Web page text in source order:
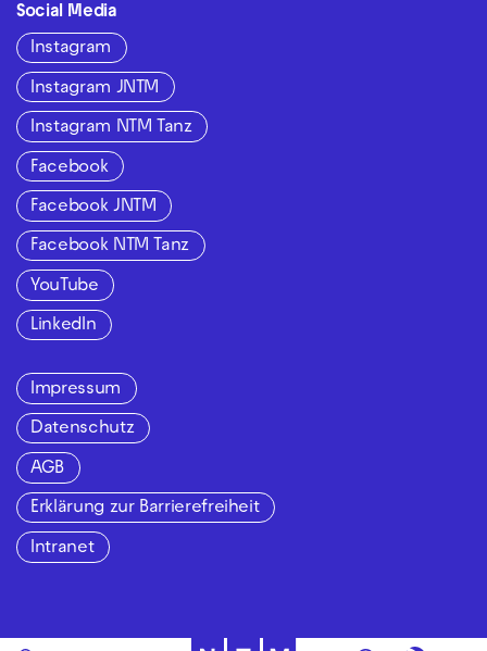
Social Media
Instagram
Instagram JNTM
Instagram NTM Tanz
Facebook
Facebook JNTM
Facebook NTM Tanz
YouTube
LinkedIn
Impressum
Datenschutz
AGB
Erklärung zur Barrierefreiheit
Intranet